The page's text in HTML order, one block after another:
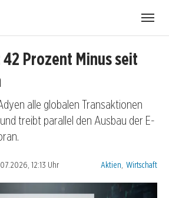
Prozent Minus seit
alle globalen Transaktionen
treibt parallel den Ausbau der E-
12:13 Uhr Kategorien:
Aktien Wirtschaft